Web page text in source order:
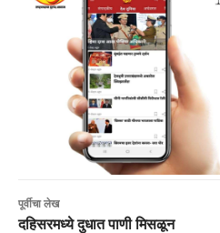
पूर्वीचा लेख
दहिसरमध्ये दुधात पाणी मिसळून